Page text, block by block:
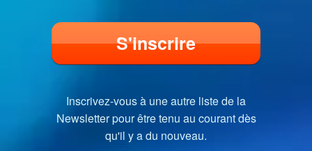
S'inscrire
Inscrivez-vous à une autre liste de la
Newsletter pour être tenu au courant dès
qu'il y a du nouveau.